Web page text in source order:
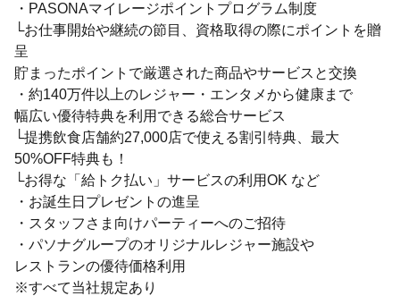
・PASONAマイレージポイントプログラム制度
└お仕事開始や継続の節目、資格取得の際にポイントを贈
呈
貯まったポイントで厳選された商品やサービスと交換
・約140万件以上のレジャー・エンタメから健康まで
幅広い優待特典を利用できる総合サービス
└提携飲食店舗約27,000店で使える割引特典、最大
50%OFF特典も！
└お得な「給トク払い」サービスの利用OK など
・お誕生日プレゼントの進呈
・スタッフさま向けパーティーへのご招待
・パソナグループのオリジナルレジャー施設や
レストランの優待価格利用
※すべて当社規定あり